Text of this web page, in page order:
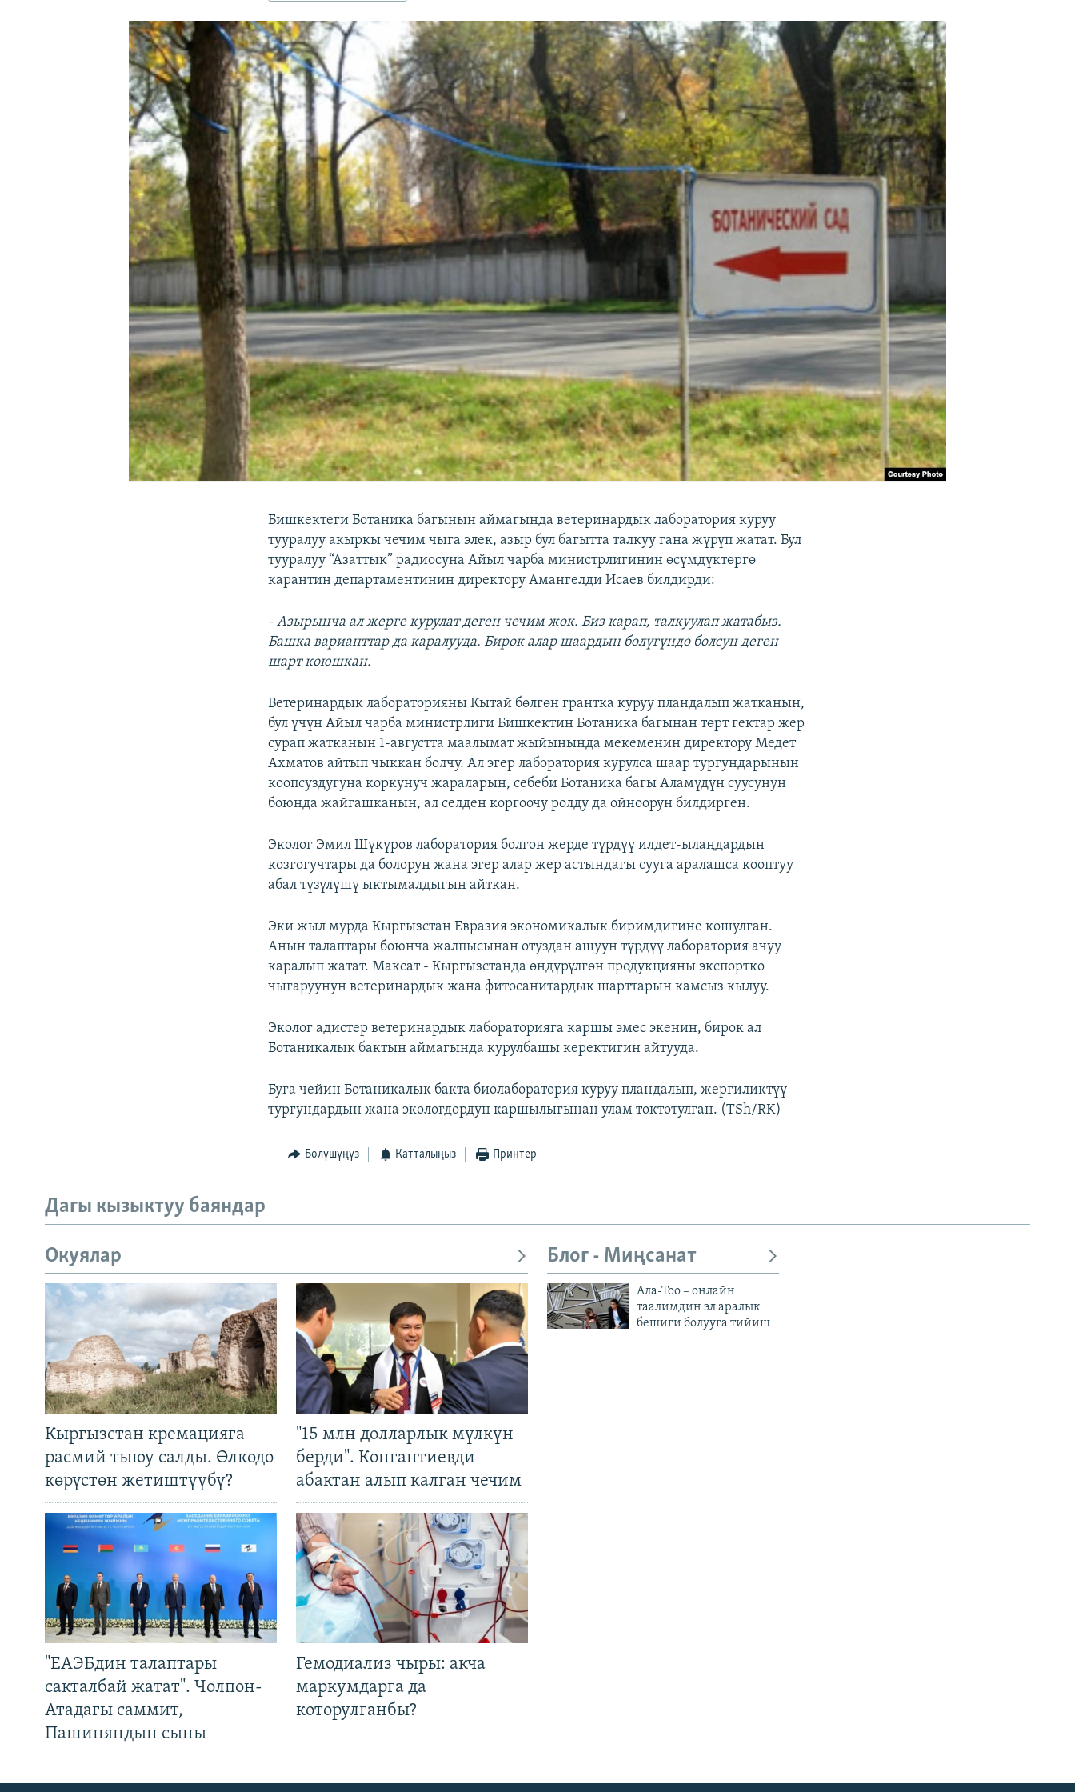
ЫҢГАЙСЫЗ СУРООЛОР
Бишкектеги Ботаника багынын аймагында ветеринардык лаборатория куруу
тууралуу акыркы чечим чыга элек, азыр бул багытта талкуу гана жүрүп жатат. Бул
тууралуу “Азаттык” радиосуна Айыл чарба министрлигинин өсүмдүктөргө
карантин департаментинин директору Амангелди Исаев билдирди:
- Азырынча ал жерге курулат деген чечим жок. Биз карап, талкуулап жатабыз.
Башка варианттар да каралууда. Бирок алар шаардын бөлүгүндө болсун деген
шарт коюшкан.
Ветеринардык лабораторияны Кытай бөлгөн грантка куруу пландалып жатканын,
бул үчүн Айыл чарба министрлиги Бишкектин Ботаника багынан төрт гектар жер
сурап жатканын 1-августта маалымат жыйынында мекеменин директору Медет
Ахматов айтып чыккан болчу. Ал эгер лаборатория курулса шаар тургундарынын
коопсуздугуна коркунуч жараларын, себеби Ботаника багы Аламүдүн суусунун
боюнда жайгашканын, ал селден коргоочу ролду да ойноорун билдирген.
Эколог Эмил Шүкүров лаборатория болгон жерде түрдүү илдет-ылаңдардын
козгогучтары да болорун жана эгер алар жер астындагы сууга аралашса кооптуу
абал түзүлүшү ыктымалдыгын айткан.
Эки жыл мурда Кыргызстан Евразия экономикалык биримдигине кошулган.
Анын талаптары боюнча жалпысынан отуздан ашуун түрдүү лаборатория ачуу
каралып жатат. Максат - Кыргызстанда өндүрүлгөн продукцияны экспортко
чыгаруунун ветеринардык жана фитосанитардык шарттарын камсыз кылуу.
Эколог адистер ветеринардык лабораторияга каршы эмес экенин, бирок ал
Ботаникалык бактын аймагында курулбашы керектигин айтууда.
Буга чейин Ботаникалык бакта биолаборатория куруу пландалып, жергиликтүү
тургундардын жана экологдордун каршылыгынан улам токтотулган. (TSh/RK)
Бөлүшүңүз Катталыңыз Принтер
Дагы кызыктуу баяндар
Окуялар
Кыргызстан кремацияга
расмий тыюу салды. Өлкөдө
көрүстөн жетиштүүбү?
"15 млн долларлык мүлкүн
берди". Конгантиевди
абактан алып калган чечим
"ЕАЭБдин талаптары
сакталбай жатат". Чолпон-
Атадагы саммит,
Пашиняндын сыны
Гемодиализ чыры: акча
маркумдарга да
которулганбы?
Блог - Миңсанат
Ала-Тоо – онлайн
таалимдин эл аралык
бешиги болууга тийиш